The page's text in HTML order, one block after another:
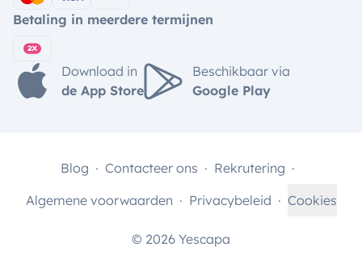
Betaling in meerdere termijnen
Download in
de App Store
Beschikbaar via
Google Play
© 2026 Yescapa
Blog Contacteer ons
Rekrutering
Algemene voorwaarden
Privacybeleid Cookies